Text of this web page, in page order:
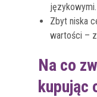
językowymi.
Zbyt niska
wartości –
Na co
kupując